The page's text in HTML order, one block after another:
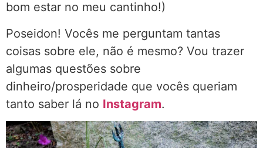
bom estar no meu cantinho!)
Poseidon! Vocês me perguntam tantas
coisas sobre ele, não é mesmo? Vou trazer
algumas questões sobre
dinheiro/prosperidade que vocês queriam
tanto saber lá no Instagram.